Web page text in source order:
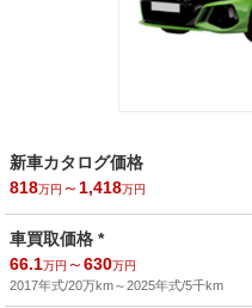
新車カタログ価格
818万円 ～ 1,418万円
車買取価格 *
66.1万円 ～630万円
2017年式/20万km～2025年式/5千km